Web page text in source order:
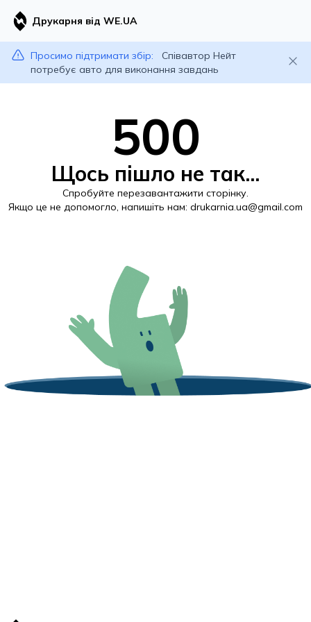
Друкарня від WE.UA
Просимо підтримати збір:
Співавтор Нейт
потребує авто для виконання завдань
500
Щось пішло не так...
Спробуйте перезавантажити сторінку.
Якщо це не допомогло, напишіть нам: drukarnia.ua@gmail.com